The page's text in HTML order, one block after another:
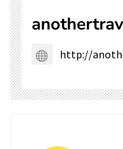
http://